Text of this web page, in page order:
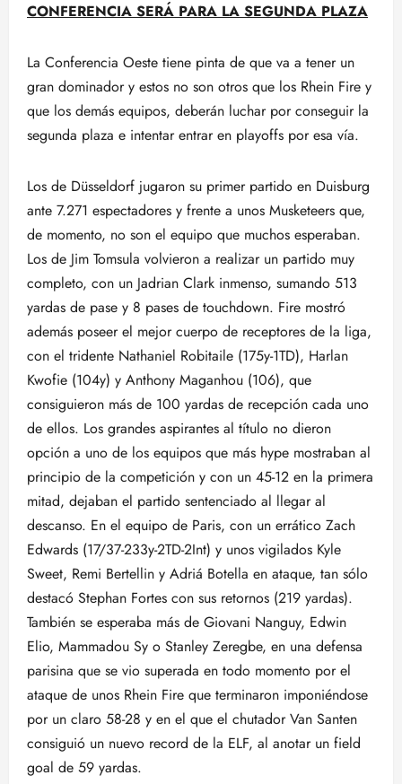
CONFERENCIA SERÁ PARA LA SEGUNDA PLAZA
La Conferencia Oeste tiene pinta de que va a tener un
gran dominador y estos no son otros que los Rhein Fire y
que los demás equipos, deberán luchar por conseguir la
segunda plaza e intentar entrar en playoffs por esa vía.
Los de Düsseldorf jugaron su primer partido en Duisburg
ante 7.271 espectadores y frente a unos Musketeers que,
de momento, no son el equipo que muchos esperaban.
Los de Jim Tomsula volvieron a realizar un partido muy
completo, con un Jadrian Clark inmenso, sumando 513
yardas de pase y 8 pases de touchdown. Fire mostró
además poseer el mejor cuerpo de receptores de la liga,
con el tridente Nathaniel Robitaile (175y-1TD), Harlan
Kwofie (104y) y Anthony Maganhou (106), que
consiguieron más de 100 yardas de recepción cada uno
de ellos. Los grandes aspirantes al título no dieron
opción a uno de los equipos que más hype mostraban al
principio de la competición y con un 45-12 en la primera
mitad, dejaban el partido sentenciado al llegar al
descanso. En el equipo de Paris, con un errático Zach
Edwards (17/37-233y-2TD-2Int) y unos vigilados Kyle
Sweet, Remi Bertellin y Adriá Botella en ataque, tan sólo
destacó Stephan Fortes con sus retornos (219 yardas).
También se esperaba más de Giovani Nanguy, Edwin
Elio, Mammadou Sy o Stanley Zeregbe, en una defensa
parisina que se vio superada en todo momento por el
ataque de unos Rhein Fire que terminaron imponiéndose
por un claro 58-28 y en el que el chutador Van Santen
consiguió un nuevo record de la ELF, al anotar un field
goal de 59 yardas.